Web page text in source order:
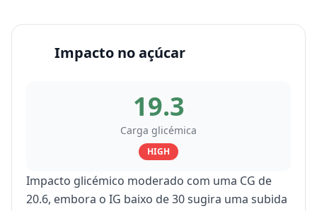
Impacto no açúcar
19.3
Carga glicémica
HIGH
Impacto glicémico moderado com uma CG de
20.6, embora o IG baixo de 30 sugira uma subida